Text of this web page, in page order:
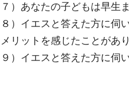
７）あなたの子どもは早生
８）イエスと答えた方に伺
メリットを感じたことがあ
９）イエスと答えた方に伺